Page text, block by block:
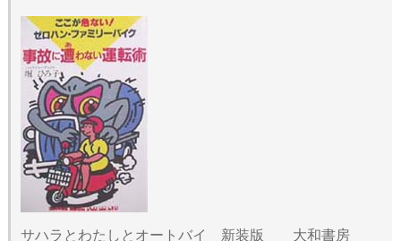
サハラとわたしとオートバイ 新装版 大和書房